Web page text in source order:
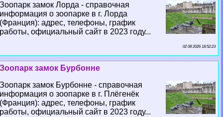
Зоопарк замок Лорда - справочная
информация о зоопарке в г. Лорда
(Франция): адрес, телефоны, график
работы, официальный сайт в 2023 году...
02 08 2026 18:52:23
Зоопарк замок Бурбонне
Зоопарк замок Бурбонне - справочная
информация о зоопарке в г. Плёгенёк
(Франция): адрес, телефоны, график
работы, официальный сайт в 2023 году...